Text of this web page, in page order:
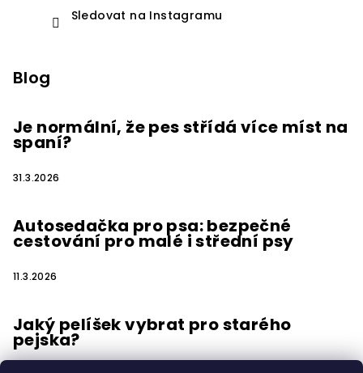
Sledovat na Instagramu
Blog
Je normální, že pes střídá více míst na
spaní?
31.3.2026
Autosedačka pro psa: bezpečné
cestování pro malé i střední psy
11.3.2026
Jaký pelíšek vybrat pro starého
pejska?